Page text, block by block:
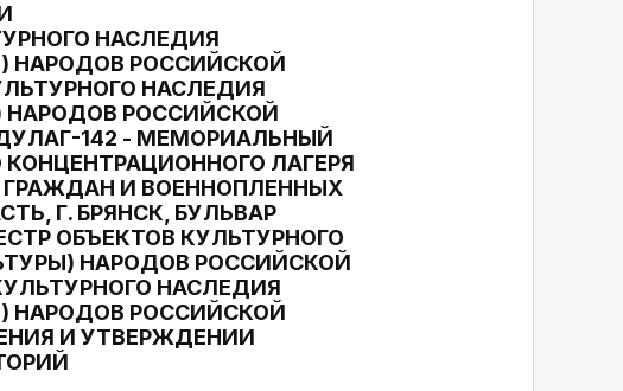
НАСЛЕДИЯ
НАРОДОВ РОССИЙСКОЙ
НАСЛЕДИЯ
НАРОДОВ РОССИЙСКОЙ
142 - МЕМОРИАЛЬНЫЙ
ЛАГЕРЯ
И ВОЕННОПЛЕННЫХ
Г. БРЯНСК, БУЛЬВАР
ОБЪЕКТОВ КУЛЬТУРНОГО
НАРОДОВ РОССИЙСКОЙ
НАСЛЕДИЯ
НАРОДОВ РОССИЙСКОЙ
И УТВЕРЖДЕНИИ